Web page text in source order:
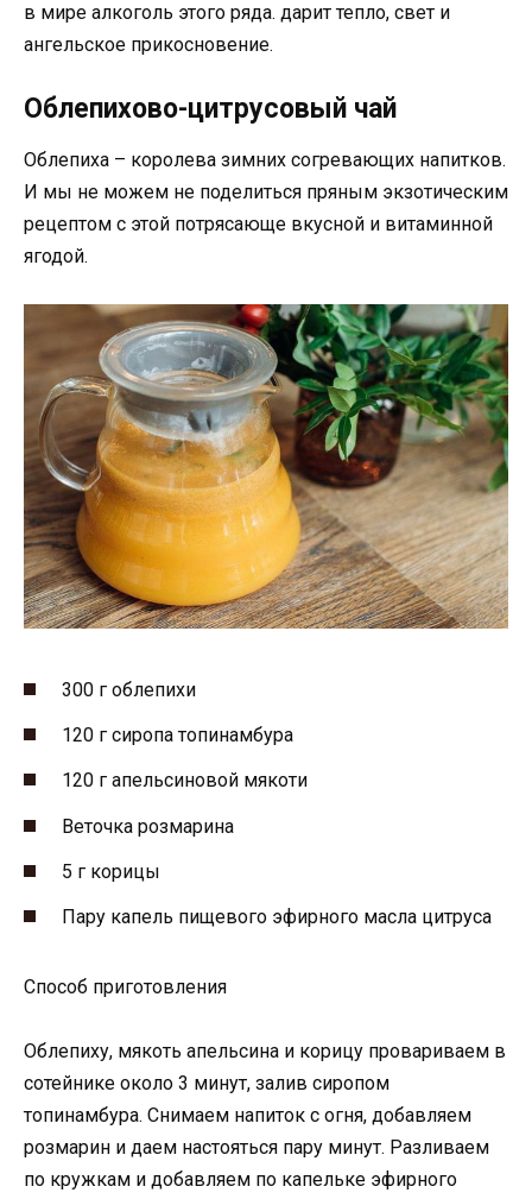
в мире алкоголь этого ряда. дарит тепло, свет и
ангельское прикосновение.
Облепихово-цитрусовый чай
Облепиха – королева зимних согревающих напитков.
И мы не можем не поделиться пряным экзотическим
рецептом с этой потрясающе вкусной и витаминной
ягодой.
300 г облепихи
120 г сиропа топинамбура
120 г апельсиновой мякоти
Веточка розмарина
5 г корицы
Пару капель пищевого эфирного масла цитруса
Способ приготовления
Облепиху, мякоть апельсина и корицу провариваем в
сотейнике около 3 минут, залив сиропом
топинамбура. Снимаем напиток с огня, добавляем
розмарин и даем настояться пару минут. Разливаем
по кружкам и добавляем по капельке эфирного